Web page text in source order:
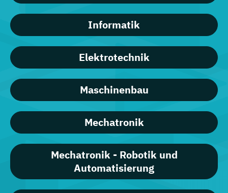
Informatik
Elektrotechnik
Maschinenbau
Mechatronik
Mechatronik - Robotik und
Automatisierung